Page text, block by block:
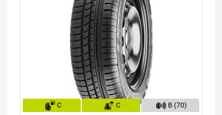
C C B (70)